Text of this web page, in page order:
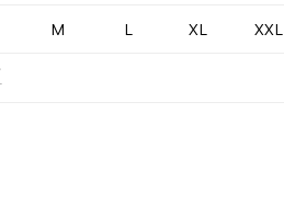
M L XL XXL